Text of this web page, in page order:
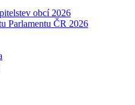
obcí 2026
Parlamentu ČR 2026